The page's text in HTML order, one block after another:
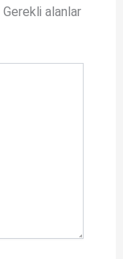
Gerekli alanlar